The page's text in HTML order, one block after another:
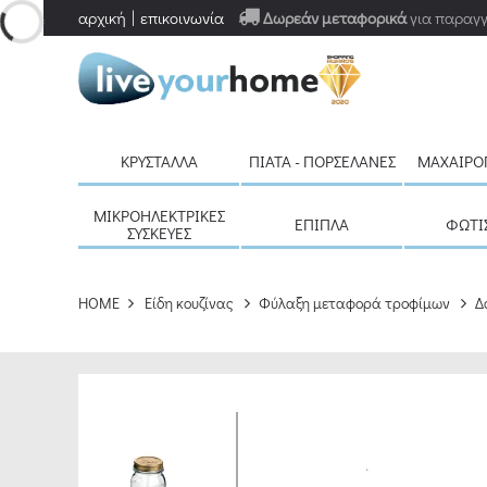
Δωρεάν μεταφορικάγια
αρχική επικοινωνία
ΚΡΎΣΤΑΛΛΑ ΠΙΆΤΑ - ΠΟΡΣΕΛΆΝΕΣ
ΜΙΚΡΟΗΛΕΚΤΡΙΚΈΣ
ΣΥΣΚΕΥΈΣ
ΈΠΙΠΛΑ
HOME Είδη κουζίνας Φύλαξη μεταφορά τροφίμων